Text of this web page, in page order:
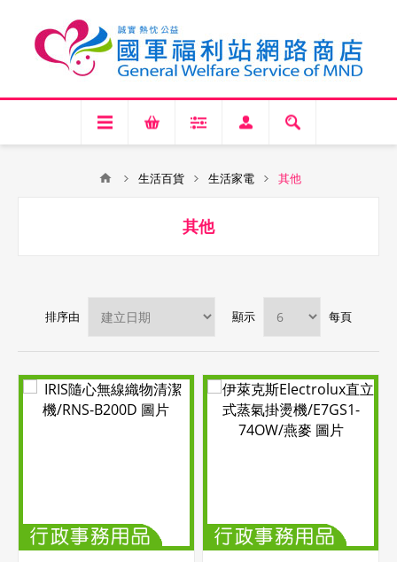
生活百貨 生活家電 其他
其他
排序由 顯示 每頁